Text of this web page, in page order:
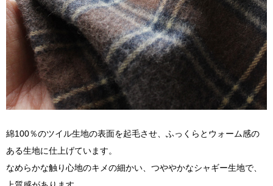
綿100％のツイル生地の表面を起毛させ、ふっくらとウォーム感の
ある生地に仕上げています。
なめらかな触り心地のキメの細かい、つややかなシャギー生地で、